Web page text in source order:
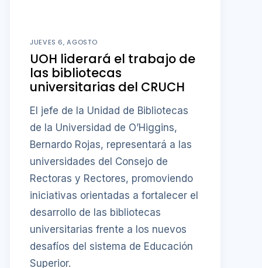
JUEVES 6, AGOSTO
UOH liderará el trabajo de
las bibliotecas
universitarias del CRUCH
El jefe de la Unidad de Bibliotecas
de la Universidad de O’Higgins,
Bernardo Rojas, representará a las
universidades del Consejo de
Rectoras y Rectores, promoviendo
iniciativas orientadas a fortalecer el
desarrollo de las bibliotecas
universitarias frente a los nuevos
desafíos del sistema de Educación
Superior.